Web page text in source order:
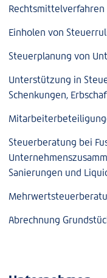
Rechtsmittelverfahren
Einholen von
Steuerplanung von
Unterstützung in
Schenkungen,
Steuerberatung bei
Sanierungen und
Abrechnung